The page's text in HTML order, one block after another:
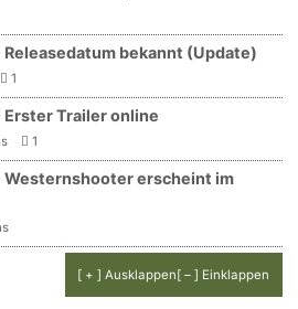
Releasedatum bekannt (Update)
1
Erster Trailer online
1
Westernshooter erscheint im
[ + ] Ausklappen[ – ] Einklappen